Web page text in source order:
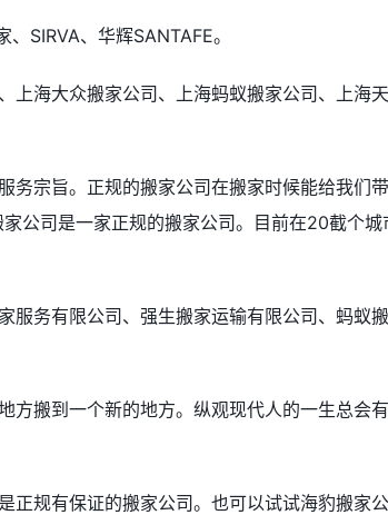
SIRVA、华辉SANTAFE。
上海大众搬家公司、上海蚂蚁搬家公司、上海天
务宗旨。正规的搬家公司在搬家时候能给我们带
公司是一家正规的搬家公司。目前在20截个城
服务有限公司、强生搬家运输有限公司、蚂蚁搬
方搬到一个新的地方。纵观现代人的一生总会有
正规有保证的搬家公司。也可以试试海豹搬家公